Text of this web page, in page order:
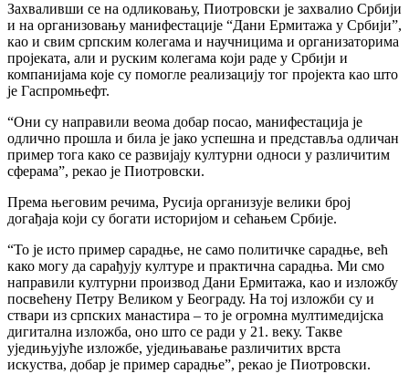
Захваливши се на одликовању, Пиотровски је захвалио Србији
и на организовању манифестације “Дани Ермитажа у Србији”,
као и свим српским колегама и научницима и организаторима
пројеката, али и руским колегама који раде у Србији и
компанијама које су помогле реализацију тог пројекта као што
је Гаспромњефт.
“Они су направили веома добар посао, манифестација је
одлично прошла и била је јако успешна и представља одличан
пример тога како се развијају културни односи у различитим
сферама”, рекао је Пиотровски.
Према његовим речима, Русија организује велики број
догађаја који су богати историјом и сећањем Србије.
“То је исто пример сарадње, не само политичке сарадње, већ
како могу да сарађују културе и практична сарадња. Ми смо
направили културни производ Дани Ермитажа, као и изложбу
посвећену Петру Великом у Београду. На тој изложби су и
ствари из српских манастира – то је огромна мултимедијска
дигитална изложба, оно што се ради у 21. веку. Такве
уједињујуће изложбе, уједињавање различитих врста
искуства, добар је пример сарадње”, рекао је Пиотровски.